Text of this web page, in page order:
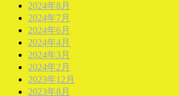
2024年8月
2024年7月
2024年6月
2024年4月
2024年3月
2024年2月
2023年12月
2023年8月